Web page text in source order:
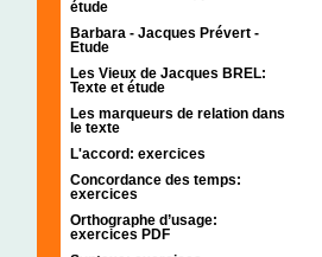
étude
Barbara - Jacques Prévert -
Etude
Les Vieux de Jacques BREL:
Texte et étude
Les marqueurs de relation dans
le texte
L'accord: exercices
Concordance des temps:
exercices
Orthographe d’usage:
exercices PDF